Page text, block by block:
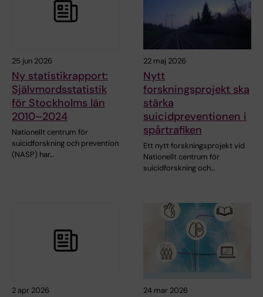
25 jun 2026
Ny statistikrapport:
Självmordsstatistik
för Stockholms län
2010–2024
Nationellt centrum för
suicidforskning och prevention
(NASP) har…
22 maj 2026
Nytt
forskningsprojekt ska
stärka
suicidpreventionen i
spårtrafiken
Ett nytt forskningsprojekt vid
Nationellt centrum för
suicidforskning och…
2 apr 2026 24 mar 2026